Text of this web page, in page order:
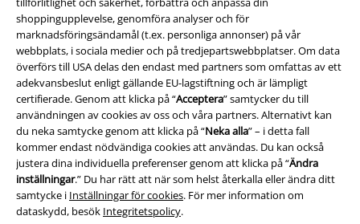
shoppingupplevelse, genomföra analyser och för
marknadsföringsändamål (t.ex. personliga annonser) på vår
webbplats, i sociala medier och på tredjepartswebbplatser. Om data
överförs till USA delas den endast med partners som omfattas av ett
adekvansbeslut enligt gällande EU-lagstiftning och är lämpligt
certifierade. Genom att klicka på “Acceptera” samtycker du till
användningen av cookies av oss och våra partners. Alternativt kan
du neka samtycke genom att klicka på “Neka alla” – i detta fall
kommer endast nödvändiga cookies att användas. Du kan också
justera dina individuella preferenser genom att klicka på “Ändra
inställningar.” Du har rätt att när som helst återkalla eller ändra ditt
samtycke i Inställningar för cookies. För mer information om
dataskydd, besök Integritetspolicy.
Returnera en vara
Generell storleksguide
Avsluta mitt BSC-medlemskap
Betalningsmetod
Dina erbjudanden
Tävlingar